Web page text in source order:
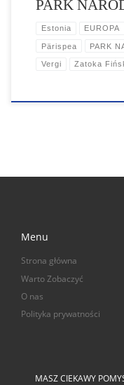
PARK
Estonia EUROPA
Pärispea PARK
Vergi Zatoka
Menu
Strona główna
Warto Zobaczyć
O nas
Polityka prywatności
MASZ CIEKAWY